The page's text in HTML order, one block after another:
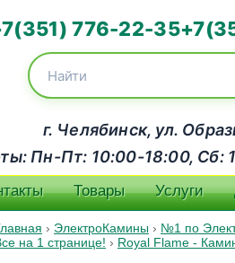
776-22-35
г. Челябинск, ул.
Пн-Пт: 10:00-18:00, Сб:
Товары Услуги
› ЭлектроКамины › №1 по
на 1 странице! › Royal Flame -